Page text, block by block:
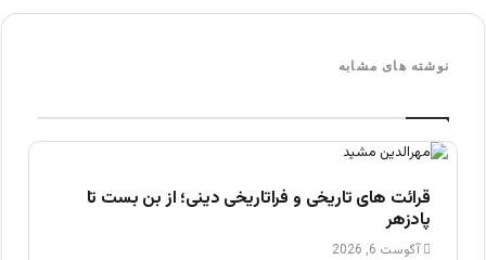
نوشته های مشابه
قرائت های تاریخی و فراتاریخی دینی؛ از بن بست تا
پادزهر
آگوست 6, 2026